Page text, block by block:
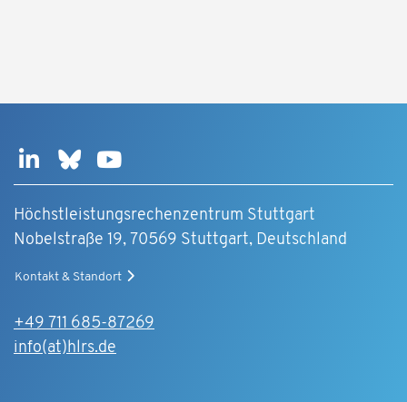
Höchstleistungsrechenzentrum Stuttgart
Nobelstraße 19, 70569 Stuttgart, Deutschland
Kontakt & Standort
+49 711 685-87269
info(at)hlrs.de